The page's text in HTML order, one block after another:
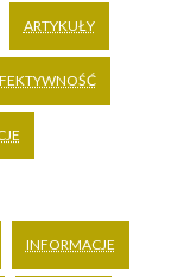
ARTYKUŁY
INFORMACJE